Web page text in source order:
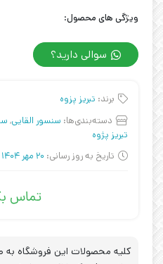
ویژگی های محصول:
سوالی دارید؟
برند: تبریز پزوه
دسته‌بندی‌ها: سنسور القایی,
تبریز پژوه
تاریخ به روز رسانی: 20 مهر 1404
تماس
کلیه محصولات این فروشگاه به